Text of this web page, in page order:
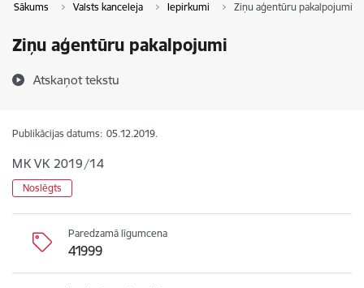
Sākums Valsts kanceleja Iepirkumi Ziņu aģentūru pakalpojumi
Ziņu aģentūru pakalpojumi
Atskaņot tekstu
Publikācijas datums: 05.12.2019.
MK VK 2019/14
Noslēgts
Paredzamā līgumcena
41999